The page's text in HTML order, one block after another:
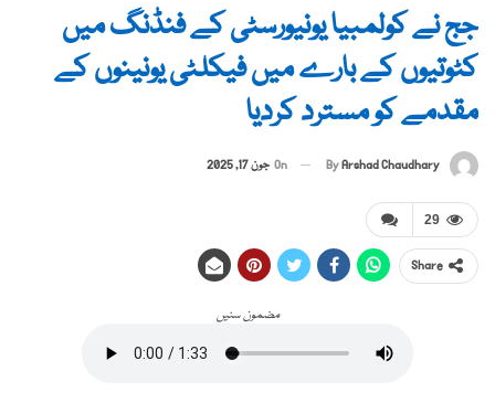
جج نے کولمبیا یونیورسٹی کے فنڈنگ ​​میں
کٹوتیوں کے بارے میں فیکلٹی یونینوں کے
مقدمے کو مسترد کردیا
ByArshad Chaudhary
On جون 17, 2025
29
Share
مضمون سنیں